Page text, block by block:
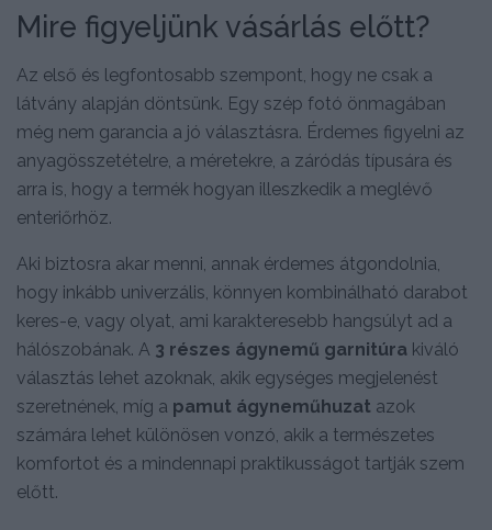
Mire figyeljünk vásárlás előtt?
Az első és legfontosabb szempont, hogy ne csak a
látvány alapján döntsünk. Egy szép fotó önmagában
még nem garancia a jó választásra. Érdemes figyelni az
anyagösszetételre, a méretekre, a záródás típusára és
arra is, hogy a termék hogyan illeszkedik a meglévő
enteriőrhöz.
Aki biztosra akar menni, annak érdemes átgondolnia,
hogy inkább univerzális, könnyen kombinálható darabot
keres-e, vagy olyat, ami karakteresebb hangsúlyt ad a
hálószobának. A 3 részes ágynemű garnitúra kiváló
választás lehet azoknak, akik egységes megjelenést
szeretnének, míg a pamut ágyneműhuzat azok
számára lehet különösen vonzó, akik a természetes
komfortot és a mindennapi praktikusságot tartják szem
előtt.